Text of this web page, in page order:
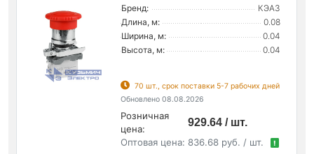
Бренд:
КЭАЗ
Длина, м:
0.08
Ширина, м:
0.04
Высота, м:
0.04
70 шт., срок поставки 5-7 рабочих дней
Обновлено 08.08.2026
Розничная
цена:
929.64 / шт.
Оптовая цена: 836.68 руб. / шт. !